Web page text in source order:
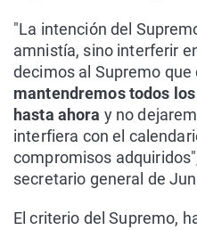
"La intención del
amnistía, sino interferir
decimos al Supremo que
mantendremos todos
hasta ahora y no
interfiera con el
compromisos
secretario general de
El criterio del Supremo,